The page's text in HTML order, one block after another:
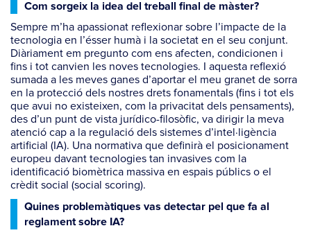
Com sorgeix la idea del treball final de màster?
Sempre m’ha apassionat reflexionar sobre l’impacte de la
tecnologia en l’ésser humà i la societat en el seu conjunt.
Diàriament em pregunto com ens afecten, condicionen i
fins i tot canvien les noves tecnologies. I aquesta reflexió
sumada a les meves ganes d’aportar el meu granet de sorra
en la protecció dels nostres drets fonamentals (fins i tot els
que avui no existeixen, com la privacitat dels pensaments),
des d’un punt de vista jurídico-filosòfic, va dirigir la meva
atenció cap a la regulació dels sistemes d’intel·ligència
artificial (IA). Una normativa que definirà el posicionament
europeu davant tecnologies tan invasives com la
identificació biomètrica massiva en espais públics o el
crèdit social (social scoring).
Quines problemàtiques vas detectar pel que fa al
reglament sobre IA?